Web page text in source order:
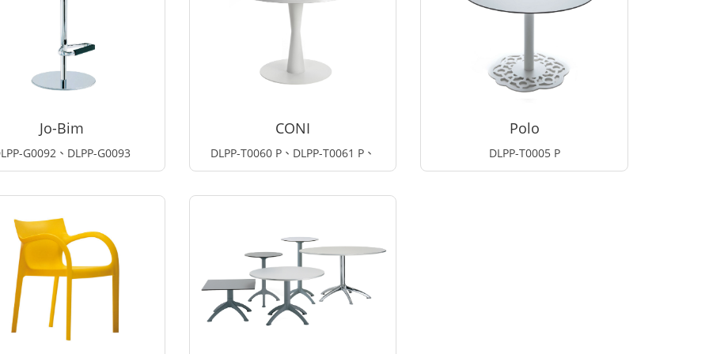
Jo-Bim
G0092、DLPP-G0093
CONI
DLPP-T0060 P、DLPP-T0061 P、
Polo
DLPP-T0005 P